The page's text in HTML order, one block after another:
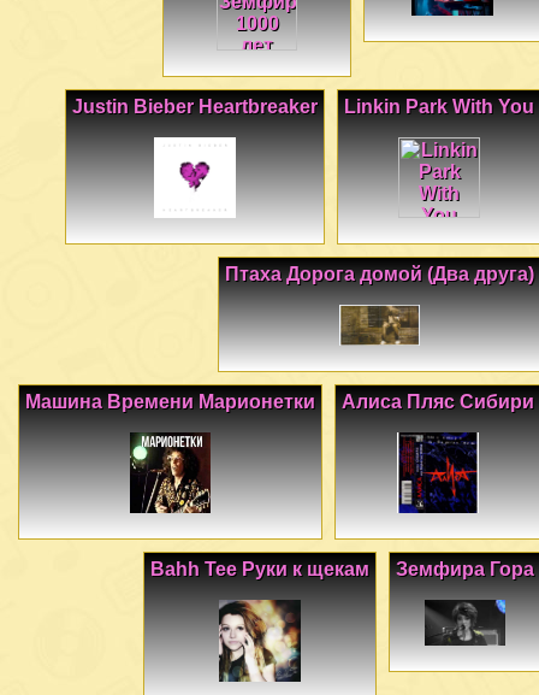
Linkin Park With You
Justin Bieber Heartbreaker
Птаха Дорога домой (Два друга)
Алиса Пляс Сибири
Машина Времени Марионетки
Земфира Гора
Bahh Tee Руки к щекам